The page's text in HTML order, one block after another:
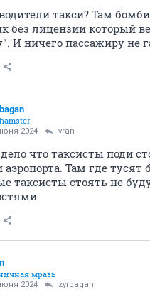
такси? Там
без лицензии который
И ничего пассажиру не
2024 vran
что таксисты поди
Там где
таксисты стоять не
мразь
2024 zyrbagan